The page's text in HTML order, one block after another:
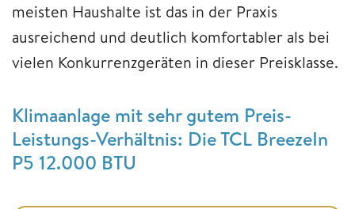
meisten Haushalte ist das in der Praxis
ausreichend und deutlich komfortabler als bei
vielen Konkurrenzgeräten in dieser Preisklasse.
Klimaanlage mit sehr gutem Preis-
Leistungs-Verhältnis: Die TCL BreezeIn
P5 12.000 BTU